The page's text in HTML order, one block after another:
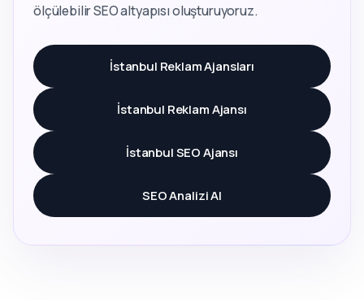
ölçülebilir SEO altyapısı oluşturuyoruz.
İstanbul Reklam Ajansları
İstanbul Reklam Ajansı
İstanbul SEO Ajansı
SEO Analizi Al